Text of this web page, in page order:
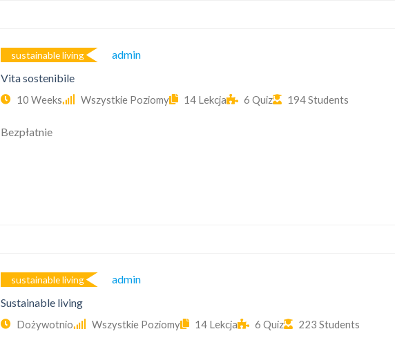
sustainable living
Admin
Vita sostenibile
10 Weeks Wszystkie Poziomy 14 Lekcja 6 Quiz 194 Students
Bezpłatnie
sustainable living
Admin
Sustainable living
Dożywotnio Wszystkie Poziomy 14 Lekcja 6 Quiz 223 Students